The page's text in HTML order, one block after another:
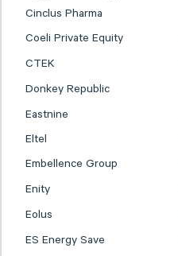
Cinclus Pharma
Coeli Private Equity
CTEK
Donkey Republic
Eastnine
Eltel
Embellence Group
Enity
Eolus
ES Energy Save